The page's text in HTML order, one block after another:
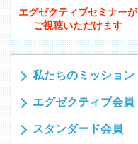
エグゼクティブセミナーが
ご視聴いただけます
私たちのミッション
エグゼクティブ会員
スタンダード会員